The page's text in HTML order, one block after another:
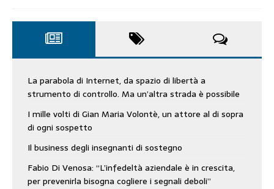
La parabola di Internet, da spazio di libertà a
strumento di controllo. Ma un’altra strada è possibile
I mille volti di Gian Maria Volontè, un attore al di sopra
di ogni sospetto
Il business degli insegnanti di sostegno
Fabio Di Venosa: “L’infedeltà aziendale è in crescita,
per prevenirla bisogna cogliere i segnali deboli”